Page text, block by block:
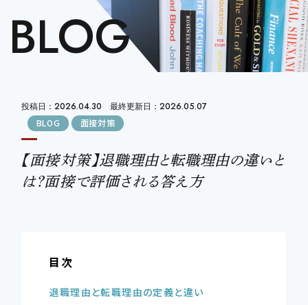
JOB SEEKERS
CLIENT
詐欺警告
CONTSCT US
勤務地
この条件で検索する
BLOG
投稿日：2026.04.30 最終更新日：2026.05.07
BLOG
面接対策
【面接対策】退職理由と転職理由の違いと
は？面接で評価される答え方
目次
退職理由と転職理由の定義と違い